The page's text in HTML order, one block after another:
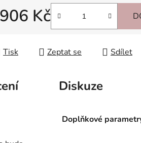
906 Kč
Tisk Zeptat se Sdílet
Diskuze
Doplňkové